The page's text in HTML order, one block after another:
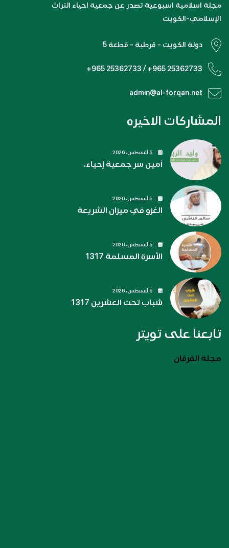
مجلة اسلامية اسبوعية تصدر عن جمعية احياء التراث
الإسلامي-الكويت
دولة الكويت - قرطبة - قطعة 5
+965 25362733 / +965 25362733
admin@al-forqan.net
المشاركات الاخيره
أمين سر جمعية إحياء.
الغزو في ميزان الشريعة
الأسرة المسلمة 1317
شباب تحت العشرين 1317
تابعنا على تويتر
مجلة الفرقان